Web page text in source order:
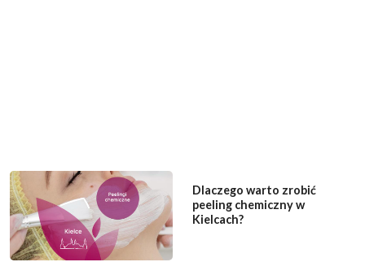
Dlaczego warto zrobić
peeling chemiczny w
Kielcach?